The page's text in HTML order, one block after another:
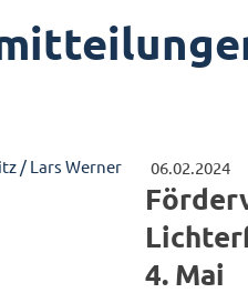
/ Lars Werner 06.02.2024
4. Mai